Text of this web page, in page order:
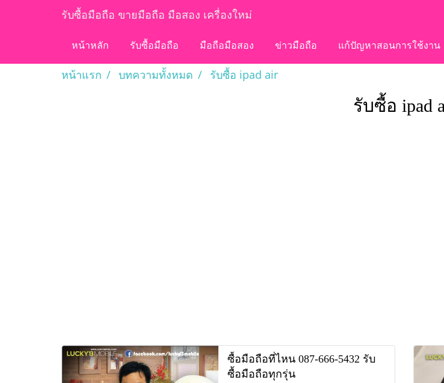
รับซื้อมือถือ ขายมือถือ มือสอง เครื่องใหม่
หน้าหลัก รับซื้อมือถือ มือถือมือสอง ข่าวมือถือ แก้ปัญหาสอนการใช้งาน
หน้าแรก บทความทั้งหมด รับซื้อ ipad air
รับซื้อ ipad
ซื้อมือถือที่ไหน 087-666-5432 รับ
ซื้อมือถือทุกรุ่น